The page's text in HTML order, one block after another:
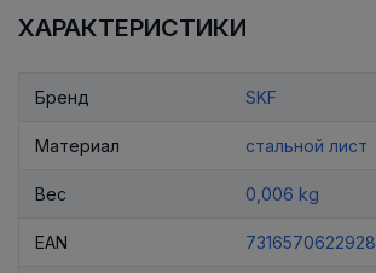
ХАРАКТЕРИСТИКИ
Бренд SKF
Материал стальной лист
Вес 0,006 kg
EAN 7316570622928